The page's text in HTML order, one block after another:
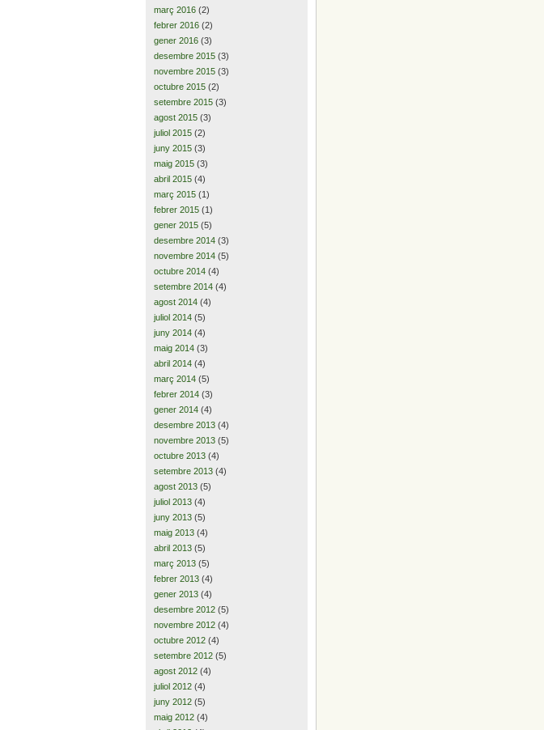
març 2016 (2)
febrer 2016 (2)
gener 2016 (3)
desembre 2015 (3)
novembre 2015 (3)
octubre 2015 (2)
setembre 2015 (3)
agost 2015 (3)
juliol 2015 (2)
juny 2015 (3)
maig 2015 (3)
abril 2015 (4)
març 2015 (1)
febrer 2015 (1)
gener 2015 (5)
desembre 2014 (3)
novembre 2014 (5)
octubre 2014 (4)
setembre 2014 (4)
agost 2014 (4)
juliol 2014 (5)
juny 2014 (4)
maig 2014 (3)
abril 2014 (4)
març 2014 (5)
febrer 2014 (3)
gener 2014 (4)
desembre 2013 (4)
novembre 2013 (5)
octubre 2013 (4)
setembre 2013 (4)
agost 2013 (5)
juliol 2013 (4)
juny 2013 (5)
maig 2013 (4)
abril 2013 (5)
març 2013 (5)
febrer 2013 (4)
gener 2013 (4)
desembre 2012 (5)
novembre 2012 (4)
octubre 2012 (4)
setembre 2012 (5)
agost 2012 (4)
juliol 2012 (4)
juny 2012 (5)
maig 2012 (4)